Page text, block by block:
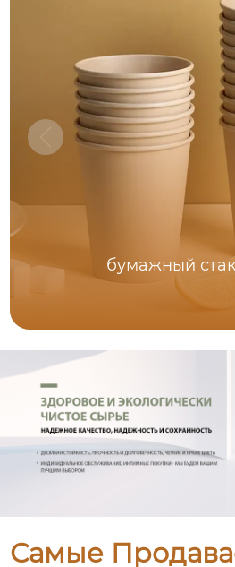
бумажный
Самые